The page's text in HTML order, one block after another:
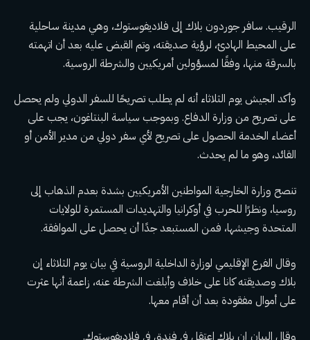
الرقيب. سافر جوردون بلاك إلى فلاديفوستوك، وهي مدينة ساحلية
على المحيط الهادئ، لرؤية صديقته، وتم القبض عليه بعد أن اتهمته
بالسرقة منها، وفقًا لمسؤولين أمريكيين والشرطة الروسية.
وأكد الجيش يوم الثلاثاء أنه لم يطلب تصريحًا للسفر الدولي ولم يحصل
على تصريح من وزارة الدفاع. وبموجب سياسة البنتاغون، يجب على
أعضاء الخدمة الحصول على تصريح لأي سفر دولي من مدير الأمن أو
القائد، وهو ما لم يحدث.
تنصح وزارة الخارجية المواطنين الأمريكيين بشدة بعدم الذهاب إلى
روسيا، ونظرًا للحرب في أوكرانيا والتهديدات المستمرة للولايات
المتحدة وجيشها، فمن المستبعد جدًا أن يحصل على الموافقة.
وقال الفرع الإقليمي لوزارة الداخلية الروسية في بيان يوم الثلاثاء إن
بلاك وصديقته كانا على خلاف وأبلغت الشرطة عنه، زاعمة أنها عثرت
على أموال مفقودة بعد أن أقام معها.
وقال البيان إن بلاك اعتقل في فندق في فلاديفوستوك.